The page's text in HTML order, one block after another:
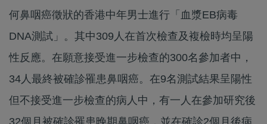
何鼻咽癌徵狀的香港中年男士進行「血漿EB病毒
DNA測試」。其中309人在首次檢查及複檢時均呈陽
性反應。在願意接受進一步檢查的300名參加者中，
34人最終被確診罹患鼻咽癌。在9名測試結果呈陽性
但不接受進一步檢查的病人中，有一人在參加研究後
32個月被確診罹患晚期鼻咽癌，並在確診2個月後病